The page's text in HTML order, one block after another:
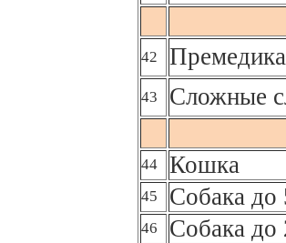
42
43 Сложные
44 Кошка
45 Собака до
46 Собака до